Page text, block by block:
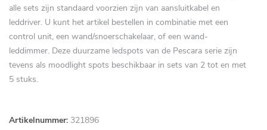
alle sets zijn standaard voorzien zijn van aansluitkabel en
leddriver. U kunt het artikel bestellen in combinatie met een
control unit, een wand/snoerschakelaar, of een wand-
leddimmer. Deze duurzame ledspots van de Pescara serie zijn
tevens als moodlight spots beschikbaar in sets van 2 tot en met
5 stuks.
Artikelnummer: 321896